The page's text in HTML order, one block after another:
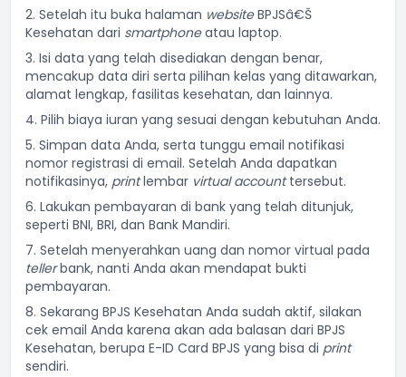
2. Setelah itu buka halaman website BPJSâ€Š
Kesehatan dari smartphoneatau laptop.
3. Isi data yang telah disediakan dengan benar,
mencakup data diri serta pilihan kelas yang ditawarkan,
alamat lengkap, fasilitas kesehatan, dan lainnya.
4. Pilih biaya iuran yang sesuai dengan kebutuhan Anda.
5. Simpan data Anda, serta tunggu email notifikasi
nomor registrasi di email. Setelah Anda dapatkan
notifikasinya, printlembar virtual accounttersebut.
6. Lakukan pembayaran di bank yang telah ditunjuk,
seperti BNI, BRI, dan Bank Mandiri.
7. Setelah menyerahkan uang dan nomor virtual pada
tellerbank, nanti Anda akan mendapat bukti
pembayaran.
8. Sekarang BPJS Kesehatan Anda sudah aktif, silakan
cek email Anda karena akan ada balasan dari BPJS
Kesehatan, berupa E-ID Card BPJS yang bisa di print
sendiri.